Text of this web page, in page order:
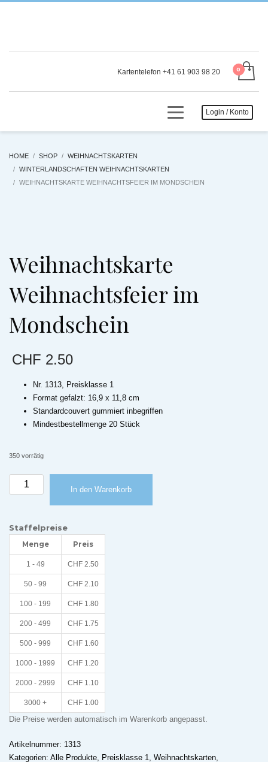
Kartentelefon +41 61 903 98 20
Login / Konto
HOME SHOP
WEIHNACHTSKARTEN
WINTERLANDSCHAFTEN WEIHNACHTSKARTEN
WEIHNACHTSKARTE WEIHNACHTSFEIER IM MONDSCHEIN
Weihnachtskarte
Weihnachtsfeier im
Mondschein
CHF 2.50
Nr. 1313, Preisklasse 1
Format gefalzt: 16,9 x 11,8 cm
Standardcouvert gummiert inbegriffen
Mindestbestellmenge 20 Stück
350 vorrätig
Weihnachtskarte
Weihnachtsfeier
Menge
In den Warenkorb
Staffelpreise
Menge Preis
1 - 49 CHF 2.50
50 - 99 CHF 2.10
100 - 199 CHF 1.80
200 - 499 CHF 1.75
500 - 999 CHF 1.60
1000 - 1999 CHF 1.20
2000 - 2999 CHF 1.10
3000 + CHF 1.00
Die Preise werden automatisch im Warenkorb angepasst.
Artikelnummer: 1313
Kategorien: Alle Produkte Preisklasse 1 Weihnachtskarten